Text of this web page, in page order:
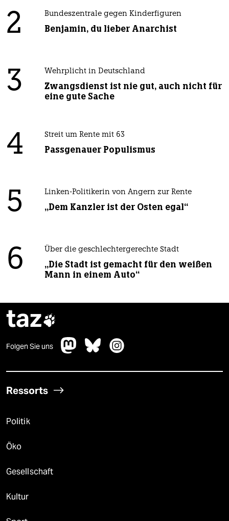
2 Bundeszentrale gegen Kinderfiguren
Benjamin, du lieber Anarchist
3 Wehrplicht in Deutschland
Zwangsdienst ist nie gut, auch nicht für
eine gute Sache
4 Streit um Rente mit 63
Passgenauer Populismus
5 Linken-Politikerin von Angern zur Rente
„Dem Kanzler ist der Osten egal“
6 Über die geschlechtergerechte Stadt
„Die Stadt ist gemacht für den weißen
Mann in einem Auto“
taz
Folgen Sie uns
Ressorts
Politik
Öko
Gesellschaft
Kultur